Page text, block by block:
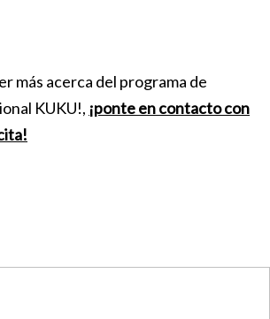
más acerca del programa de
KUKU!, ¡ponte en contacto con